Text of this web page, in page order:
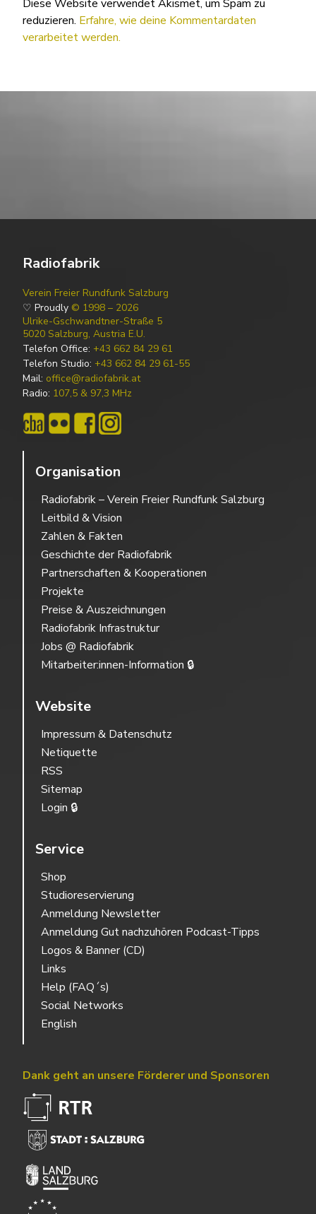
Diese Website verwendet Akismet, um Spam zu
reduzieren. Erfahre, wie deine Kommentardaten
verarbeitet werden.
Radiofabrik
Verein Freier Rundfunk Salzburg
♡ Proudly © 1998 – 2026
Ulrike-Gschwandtner-Straße 5
5020 Salzburg, Austria E.U.
Telefon Office: +43 662 84 29 61
Telefon Studio: +43 662 84 29 61-55
Mail: office@radiofabrik.at
Radio: 107,5 & 97,3 MHz
Organisation
Radiofabrik – Verein Freier Rundfunk Salzburg
Leitbild & Vision
Zahlen & Fakten
Geschichte der Radiofabrik
Partnerschaften & Kooperationen
Projekte
Preise & Auszeichnungen
Radiofabrik Infrastruktur
Jobs @ Radiofabrik
Mitarbeiter:innen-Information 🔒
Website
Impressum & Datenschutz
Netiquette
RSS
Sitemap
Login 🔒
Service
Shop
Studioreservierung
Anmeldung Newsletter
Anmeldung Gut nachzuhören Podcast-Tipps
Logos & Banner (CD)
Links
Help (FAQ´s)
Social Networks
English
Dank geht an unsere Förderer und Sponsoren